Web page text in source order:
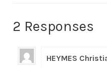
Préparation
Documentation
2 Responses
HEYMES